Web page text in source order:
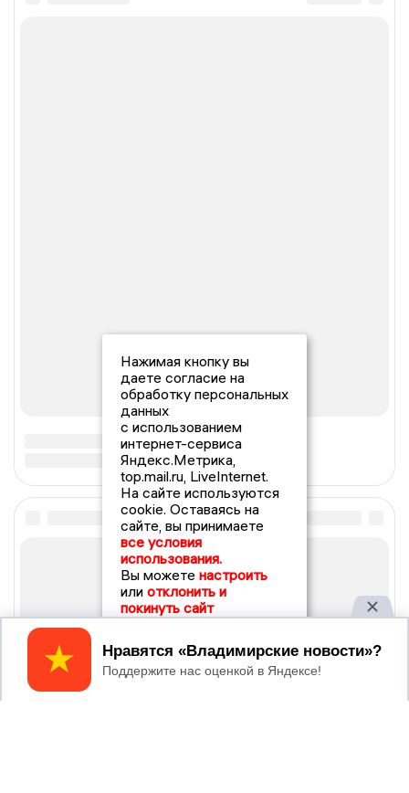
Нажимая кнопку вы
даете согласие на
обработку персональных
данных
с использованием
интернет-сервиса
Яндекс.Метрика,
top.mail.ru, LiveInternet.
На сайте используются
cookie. Оставаясь на
сайте, вы принимаете
все условия
использования.
Вы можете настроить
или отклонить и
покинуть сайт
Принять